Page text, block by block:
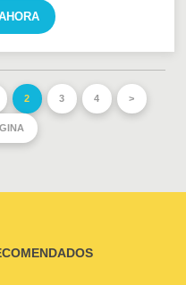
2 3 4 >